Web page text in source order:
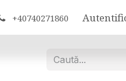
+40740271860